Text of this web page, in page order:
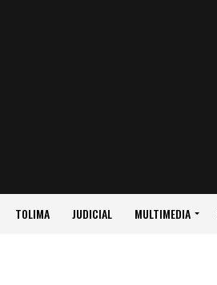
TOLIMA JUDICIAL MULTIMEDIA